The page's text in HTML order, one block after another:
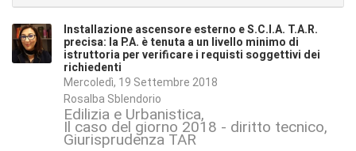
Installazione ascensore esterno e S.C.I.A. T.A.R.
precisa: la P.A. è tenuta a un livello minimo di
istruttoria per verificare i requisti soggettivi dei
richiedenti
Mercoledì, 19 Settembre 2018
Rosalba Sblendorio
Edilizia e Urbanistica
Il caso del giorno 2018 - diritto tecnico
Giurisprudenza TAR